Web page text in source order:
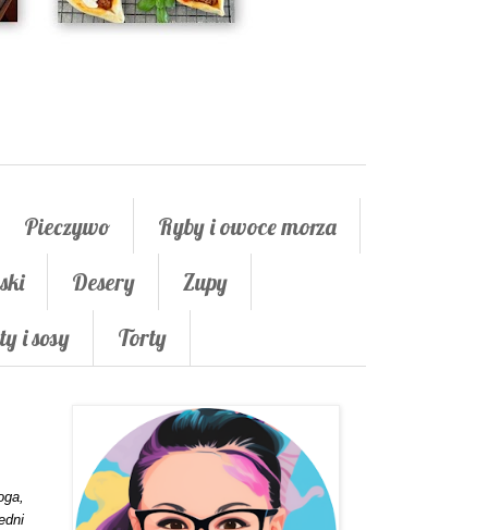
Pieczywo
Ryby i owoce morza
Desery
Zupy
i sosy
Torty